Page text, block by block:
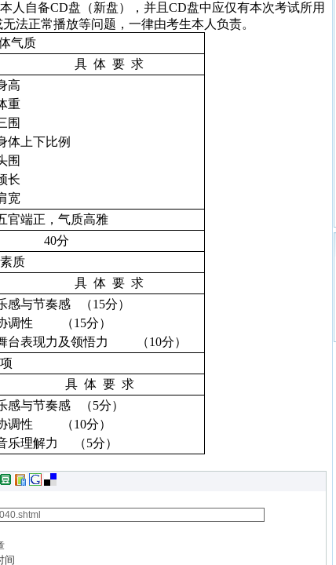
人自备CD盘（新盘），并且 CD盘中应仅有本次考试所用
法正常播放等问题，一律由考生本人负责。
气质
具 体 要 求
高
重
围
体上下比例
围
长
宽
官端正，气质高雅
40分
质
具 体 要 求
感与节奏感 （15分）
调性
（15分）
台表现力及领悟力
（10分）
具 体 要 求
感与节奏感 （5分）
调性
（10分）
乐理解力
（5分）
间